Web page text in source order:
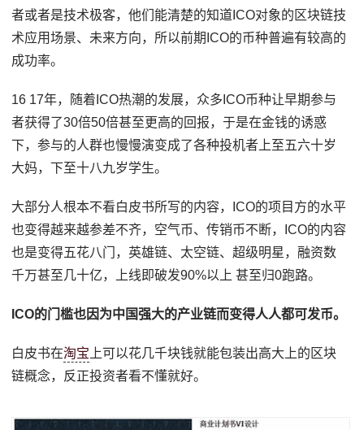
者或者是技术极客，他们能清楚的知道ICO对象的区块链技
术应用场景、未来方向，所以前期ICO的币种普遍有较高的
成功率。
16 17年，随着ICO热潮的发展，众多ICO币种让早期参与
者获得了30倍50倍甚至更高的回报，于是在金钱的诱惑
下，参与的人群也慢慢演变成了各种投机者上至五六十岁
大妈，下至十八九岁学生。
大部分人根本不看白皮书所写的内容，ICO的项目方的水平
也变得越来越参差不齐，空气币、传销币不断，ICO的内容
也是变得五花八门，英雄链、太空链、超级明星，融资数
千万甚至几十亿，上线即破发90%以上 甚至归0跑路。
ICO的门槛也因为中国强大的产业链而变得人人都可发币。
白皮书在淘宝 上可以花几千块钱就能包装出高大上的区块
链概念，反正投资者看不懂就好。